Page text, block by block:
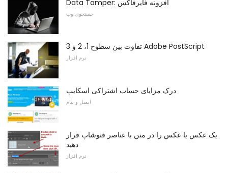
Data Tamper: افزونه فایرفاکس
جستجوی وب
تفاوت بین سطوح 1، 2 و 3 Adobe PostScript
نرم افزار
درک مزایای حساب اشتراکی اسکایپ
ایمیل و پیام
یک عکس یا عکس را در متن با عناصر فتوشاپ قرار
دهید
نرم افزار